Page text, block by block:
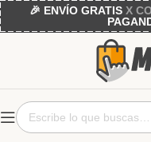
🎉 ENVÍO GRATISX